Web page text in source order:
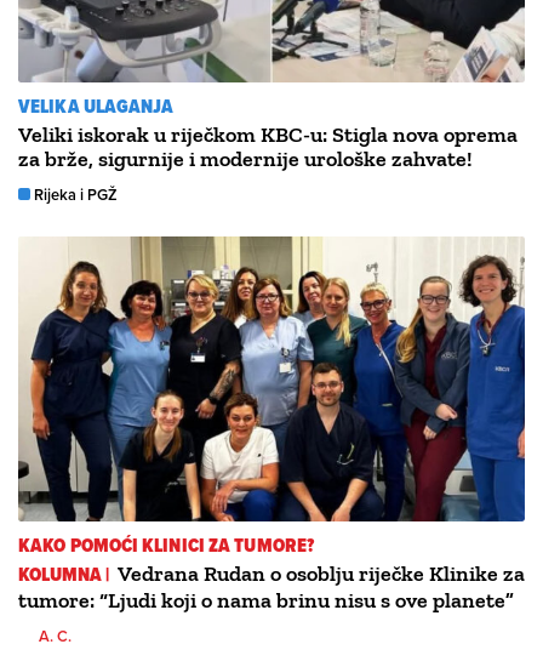
VELIKA ULAGANJA
Veliki iskorak u riječkom KBC-u: Stigla nova oprema
za brže, sigurnije i modernije urološke zahvate!
Rijeka i PGŽ
KAKO POMOĆI KLINICI ZA TUMORE?
KOLUMNA | Vedrana Rudan o osoblju riječke Klinike za
tumore: “Ljudi koji o nama brinu nisu s ove planete”
A. C.